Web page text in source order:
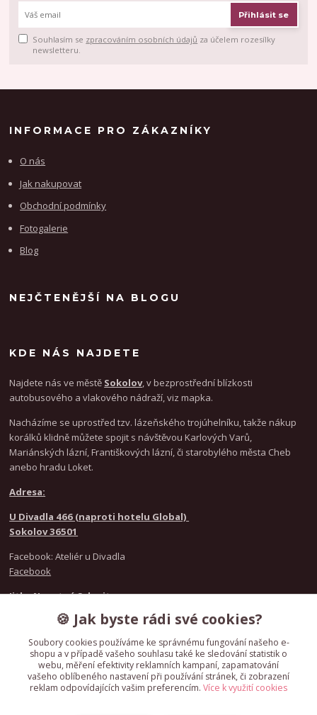
Přihlásit se
Souhlasím se zpracováním osobních údajů za účelem rozesílky
newsletteru.
INFORMACE PRO ZÁKAZNÍKY
O nás
Jak nakupovat
Obchodní podmínky
Fotogalerie
Blog
NEJČTENĚJŠÍ NA BLOGU
KDE NÁS NAJDETE
Najdete nás ve městě Sokolov, v bezprostřední blízkosti
autobusového a vlakového nádraží, viz mapka.
Nacházíme se uprostřed tzv. lázeňského trojúhelníku, takže nákup
korálků klidně můžete spojit s návštěvou Karlových Varů,
Mariánských lázní, Františkových lázní, či starobylého města Cheb
anebo hradu Loket.
Adresa:
U Divadla 466 (naproti hotelu Global)
Sokolov 36501
Facebook: Ateliér u Divadla
Facebook
Jitka Novotná Schmitz
+420 777 021 916
Nicole Kunzeová
+420 720 986 846
61783358
Dodavatel není plátcem DPH.
🍪 Jak byste rádi své cookies?
Soubory cookies používáme ke správnému fungování našeho e-
shopu a v případě vašeho souhlasu také ke sledování statistik o
webu, měření efektivity reklamních kampaní, zapamatování
vašeho oblíbeného nastavení při používání stránek, či zobrazení
reklam odpovídajících vašim preferencím. Více k využití cookies